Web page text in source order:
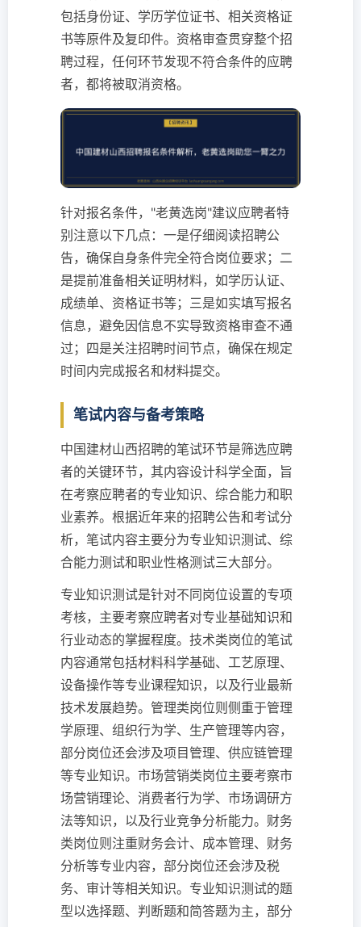
包括身份证、学历学位证书、相关资格证
书等原件及复印件。资格审查贯穿整个招
聘过程，任何环节发现不符合条件的应聘
者，都将被取消资格。
针对报名条件，"老黄选岗"建议应聘者特
别注意以下几点：一是仔细阅读招聘公
告，确保自身条件完全符合岗位要求；二
是提前准备相关证明材料，如学历认证、
成绩单、资格证书等；三是如实填写报名
信息，避免因信息不实导致资格审查不通
过；四是关注招聘时间节点，确保在规定
时间内完成报名和材料提交。
笔试内容与备考策略
中国建材山西招聘的笔试环节是筛选应聘
者的关键环节，其内容设计科学全面，旨
在考察应聘者的专业知识、综合能力和职
业素养。根据近年来的招聘公告和考试分
析，笔试内容主要分为专业知识测试、综
合能力测试和职业性格测试三大部分。
专业知识测试是针对不同岗位设置的专项
考核，主要考察应聘者对专业基础知识和
行业动态的掌握程度。技术类岗位的笔试
内容通常包括材料科学基础、工艺原理、
设备操作等专业课程知识，以及行业最新
技术发展趋势。管理类岗位则侧重于管理
学原理、组织行为学、生产管理等内容，
部分岗位还会涉及项目管理、供应链管理
等专业知识。市场营销类岗位主要考察市
场营销理论、消费者行为学、市场调研方
法等知识，以及行业竞争分析能力。财务
类岗位则注重财务会计、成本管理、财务
分析等专业内容，部分岗位还会涉及税
务、审计等相关知识。专业知识测试的题
型以选择题、判断题和简答题为主，部分